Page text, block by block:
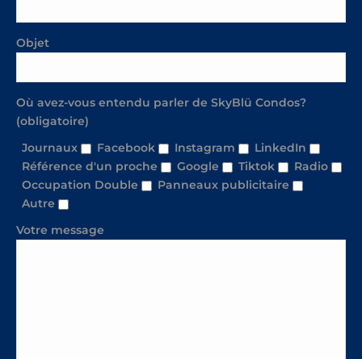
Objet
Où avez-vous entendu parler de SkyBlü Condos?
(obligatoire)
Journaux
Facebook Instagram
LinkedIn
Référence d'un proche
Google Tiktok
Radio
Occupation Double
Panneaux publicitaire
Autre
Votre message